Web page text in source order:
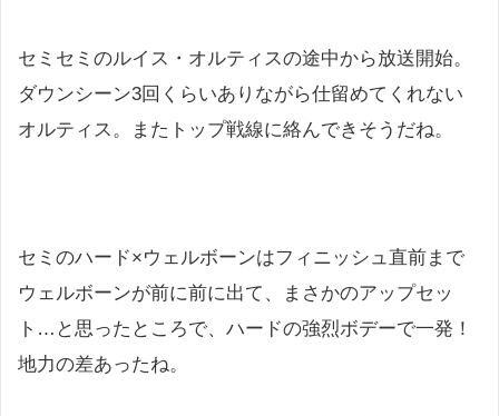
セミセミのルイス・オルティスの途中から放送開始。
ダウンシーン3回くらいありながら仕留めてくれない
オルティス。またトップ戦線に絡んできそうだね。
セミのハード×ウェルボーンはフィニッシュ直前まで
ウェルボーンが前に前に出て、まさかのアップセッ
ト…と思ったところで、ハードの強烈ボデーで一発！
地力の差あったね。